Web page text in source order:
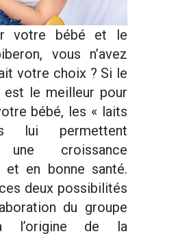
votre bébé et le
vous n’avez
votre choix ? Si le
est le meilleur pour
bébé, les « laits
lui permettent
une croissance
et en bonne santé.
deux possibilités
du groupe
l’origine de la